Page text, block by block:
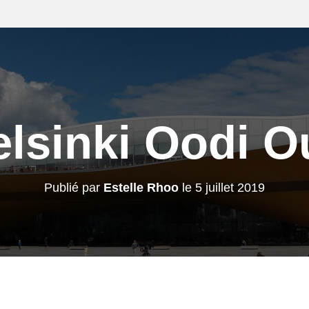
Oodi
Publié par Estelle Rhoo le 5 juillet 2019